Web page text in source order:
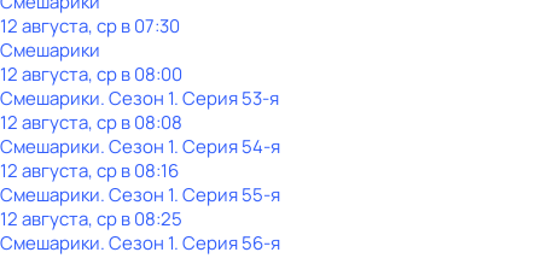
12 августа, ср в 07:30
Смешарики
12 августа, ср в 08:00
Смешарики. Сезон 1. Серия 53-я
12 августа, ср в 08:08
Смешарики. Сезон 1. Серия 54-я
12 августа, ср в 08:16
Смешарики. Сезон 1. Серия 55-я
12 августа, ср в 08:25
Смешарики. Сезон 1. Серия 56-я